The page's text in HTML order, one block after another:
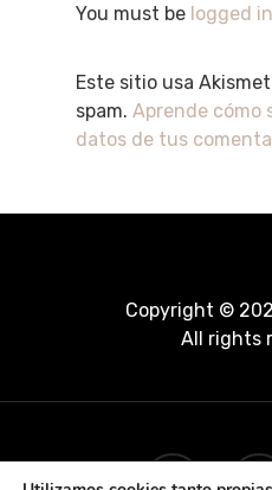
You must be logged in
Este sitio usa
spam. Aprende cómo
datos de tus
Copyright ©
All rights